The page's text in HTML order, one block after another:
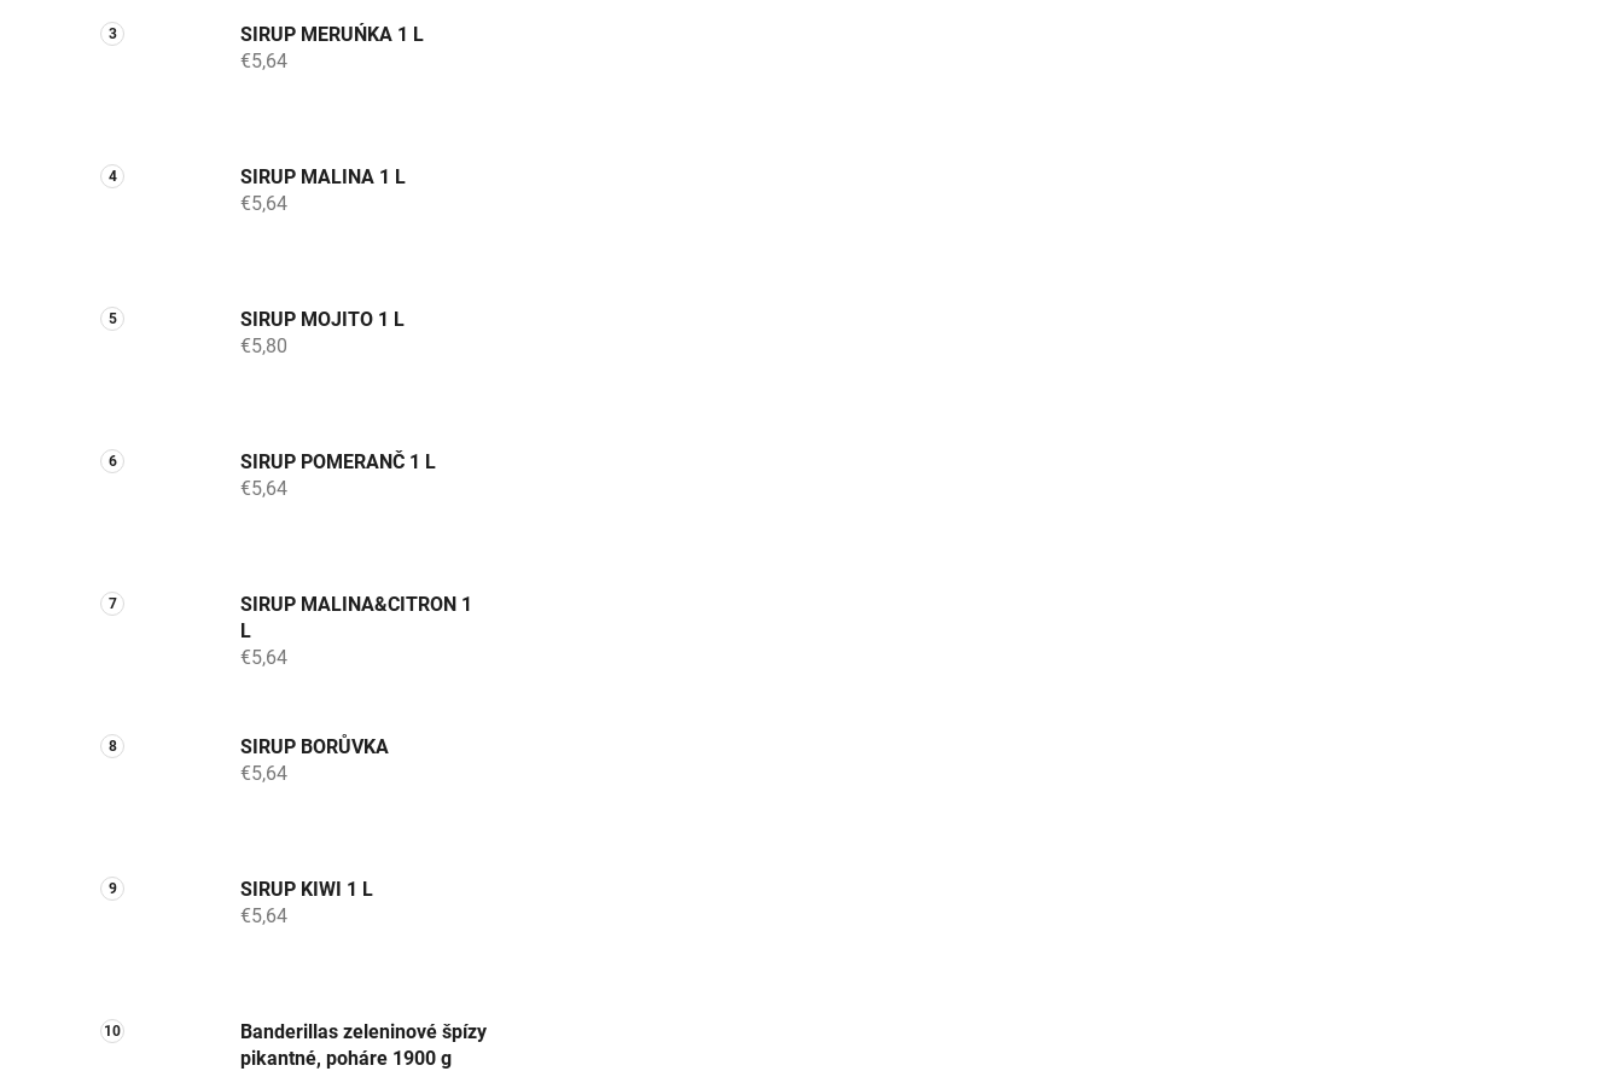
SIRUP MERUŃKA 1 L
€5,64
SIRUP MALINA 1 L
€5,64
SIRUP MOJITO 1 L
€5,80
SIRUP POMERANČ 1 L
€5,64
SIRUP MALINA&CITRON 1
L
€5,64
SIRUP BORŮVKA
€5,64
SIRUP KIWI 1 L
€5,64
Banderillas zeleninové špízy
pikantné, poháre 1900 g